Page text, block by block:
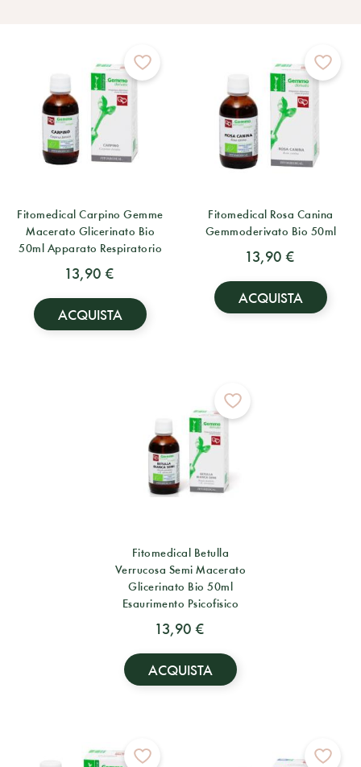
Fitomedical Carpino Gemme
Macerato Glicerinato Bio
50ml Apparato Respiratorio
13,90 €
ACQUISTA
Fitomedical Rosa Canina
Gemmoderivato Bio 50ml
13,90 €
ACQUISTA
Fitomedical Betulla
Verrucosa Semi Macerato
Glicerinato Bio 50ml
Esaurimento Psicofisico
13,90 €
ACQUISTA